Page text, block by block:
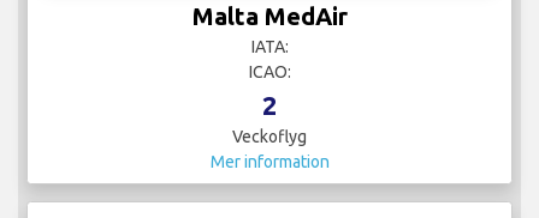
Malta MedAir
IATA:
ICAO:
2
Veckoflyg
Mer information